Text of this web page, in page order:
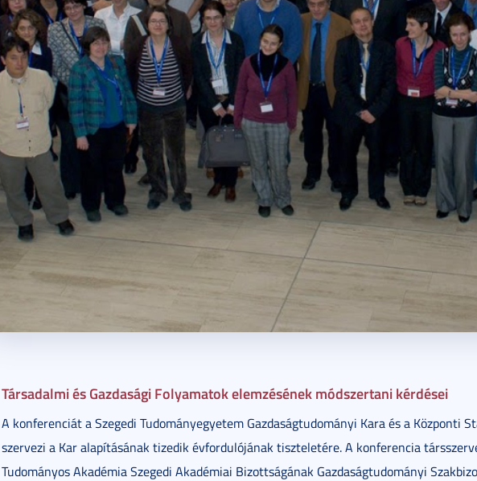
Társadalmi és Gazdasági Folyamatok elemzésének módszertani kérdései
A konferenciát a Szegedi Tudományegyetem Gazdaságtudományi Kara és a Központi
szervezi a Kar alapításának tizedik évfordulójának tiszteletére. A konferencia
Tudományos Akadémia Szegedi Akadémiai Bizottságának Gazdaságtudományi